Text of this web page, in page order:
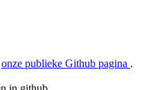
onze publieke Github pagina .